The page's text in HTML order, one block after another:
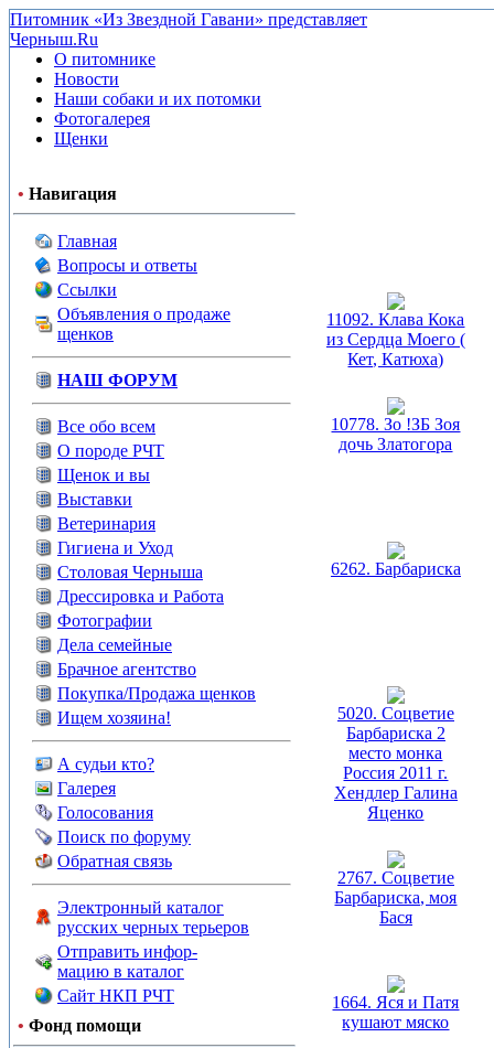
Питомник «Из Звездной Гавани» представляет
Черныш.Ru
О питомнике
Новости
Наши собаки и их потомки
Фотогалерея
Щенки
• Навигация
Главная
Вопросы и ответы
Ссылки
Объявления о продаже
щенков
НАШ ФОРУМ
Все обо всем
О породе РЧТ
Щенок и вы
Выставки
Ветеринария
Гигиена и Уход
Столовая Черныша
Дрессировка и Работа
Фотографии
Дела семейные
Брачное агентство
Покупка/Продажа щенков
Ищем хозяина!
А судьи кто?
Галерея
Голосования
Поиск по форуму
Обратная связь
Электронный каталог
русских черных терьеров
Отправить инфор-
мацию в каталог
Сайт НКП РЧТ
• Фонд помощи
11092. Клава Кока
из Сердца Моего (
Кет, Катюха)
10778. Зо !ЗБ Зоя
дочь Златогора
6262. Барбариска
5020. Соцветие
Барбариска 2
место монка
Россия 2011 г.
Хендлер Галина
Яценко
2767. Соцветие
Барбариска, моя
Бася
1664. Яся и Патя
кушают мяско